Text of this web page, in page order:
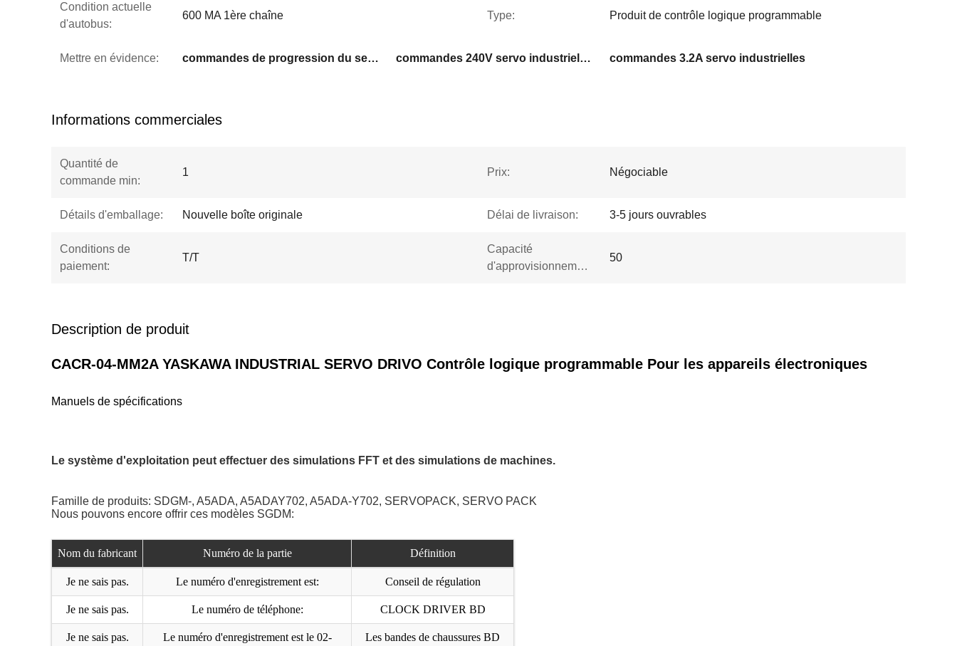
Condition actuelle
d'autobus:
600 MA 1ère chaîne Type: Produit de contrôle logique programmable
Mettre en évidence: commandes de progression du servo 230V commandes 240V servo industrielles commandes 3.2A servo industrielles
Informations commerciales
Quantité de
commande min:
1 Prix: Négociable
Détails d'emballage: Nouvelle boîte originale Délai de livraison: 3-5 jours ouvrables
Conditions de
paiement:
T/T
Capacité
d'approvisionnement:
50
Description de produit
CACR-04-MM2A YASKAWA INDUSTRIAL SERVO DRIVO Contrôle logique programmable Pour les appareils électroniques
Manuels de spécifications
Le système d'exploitation peut effectuer des simulations FFT et des simulations de machines.
Famille de produits: SDGM-, A5ADA, A5ADAY702, A5ADA-Y702, SERVOPACK, SERVO PACK
Nous pouvons encore offrir ces modèles SGDM:
Nom du fabricant Numéro de la partie Définition
Je ne sais pas. Le numéro d'enregistrement est: Conseil de régulation
Je ne sais pas. Le numéro de téléphone: CLOCK DRIVER BD
Je ne sais pas.
Le numéro d'enregistrement est le 02-
Les bandes de chaussures BD